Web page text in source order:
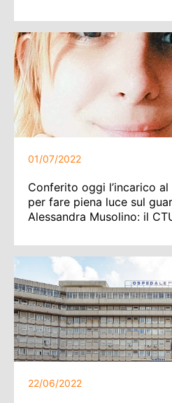
01/07/2022
Conferito oggi l’incarico
per fare piena luce sul
Alessandra Musolino: il
22/06/2022